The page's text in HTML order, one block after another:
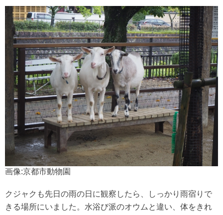
画像:京都市動物園
クジャクも先日の雨の日に観察したら、しっかり雨宿りで
きる場所にいました。水浴び派のオウムと違い、体をきれ